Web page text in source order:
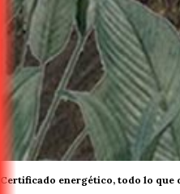
Certificado energético, todo lo que